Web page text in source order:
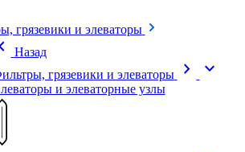
грязевики и элеваторы
Назад
грязевики и элеваторы
chevron_right expand_more
и элеваторные узлы